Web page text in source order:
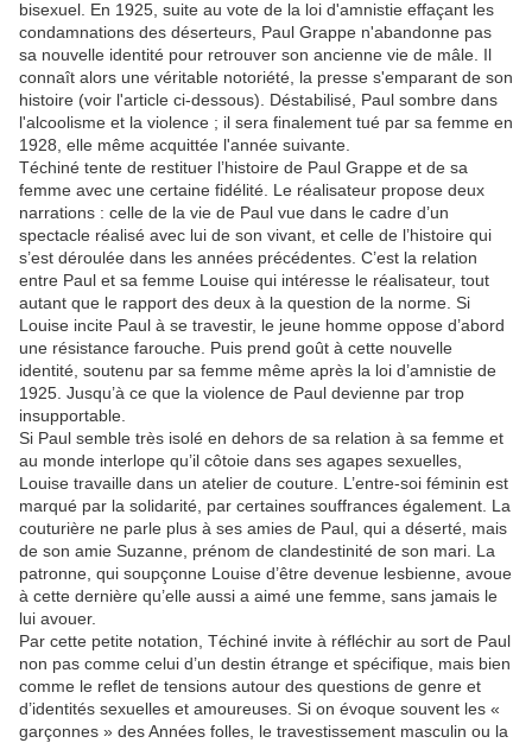
bisexuel. En 1925, suite au vote de la loi d'amnistie effaçant les
condamnations des déserteurs, Paul Grappe n'abandonne pas
sa nouvelle identité pour retrouver son ancienne vie de mâle. Il
connaît alors une véritable notoriété, la presse s'emparant de son
histoire (voir l'article ci-dessous). Déstabilisé, Paul sombre dans
l'alcoolisme et la violence ; il sera finalement tué par sa femme en
1928, elle même acquittée l'année suivante.
Téchiné tente de restituer l’histoire de Paul Grappe et de sa
femme avec une certaine fidélité. Le réalisateur propose deux
narrations : celle de la vie de Paul vue dans le cadre d’un
spectacle réalisé avec lui de son vivant, et celle de l’histoire qui
s’est déroulée dans les années précédentes. C’est la relation
entre Paul et sa femme Louise qui intéresse le réalisateur, tout
autant que le rapport des deux à la question de la norme. Si
Louise incite Paul à se travestir, le jeune homme oppose d’abord
une résistance farouche. Puis prend goût à cette nouvelle
identité, soutenu par sa femme même après la loi d’amnistie de
1925. Jusqu’à ce que la violence de Paul devienne par trop
insupportable.
Si Paul semble très isolé en dehors de sa relation à sa femme et
au monde interlope qu’il côtoie dans ses agapes sexuelles,
Louise travaille dans un atelier de couture. L’entre-soi féminin est
marqué par la solidarité, par certaines souffrances également. La
couturière ne parle plus à ses amies de Paul, qui a déserté, mais
de son amie Suzanne, prénom de clandestinité de son mari. La
patronne, qui soupçonne Louise d’être devenue lesbienne, avoue
à cette dernière qu’elle aussi a aimé une femme, sans jamais le
lui avouer.
Par cette petite notation, Téchiné invite à réfléchir au sort de Paul
non pas comme celui d’un destin étrange et spécifique, mais bien
comme le reflet de tensions autour des questions de genre et
d’identités sexuelles et amoureuses. Si on évoque souvent les «
garçonnes » des Années folles, le travestissement masculin ou la